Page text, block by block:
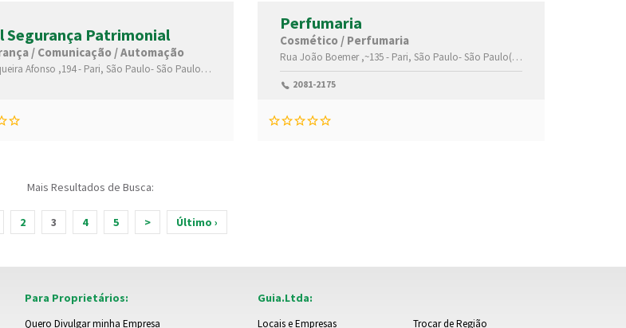
Segurança Patrimonial
/ Comunicação / Automação
Afonso ,194 - Pari, São Paulo-São Paulo(SP)
Perfumaria
Cosmético / Perfumaria
Rua João Boemer ,~135 - Pari, São Paulo-São Paulo(SP)
2081-2175
Mais Resultados de Busca:
2 3 4 5 > Último ›
Para Proprietários:
Quero Divulgar minha Empresa
Guia.Ltda:
Locais e Empresas Trocar de Região